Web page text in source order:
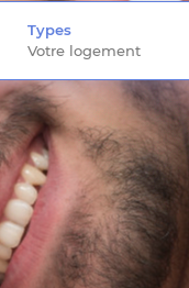
Types